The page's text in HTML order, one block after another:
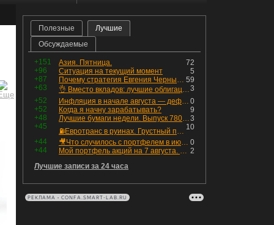
Полезные
Лучшие
Обсуждаемые
+151 72
Азия. Пятница.
+96
5
Ситуация на текущий момент
+87
59
Почему стратегия Евгения Черных приведет вас к убыткам в 2026 году
+63
3
👌 Вместо вкладов: лучшие облигации — только супер надёжные
+52
0
Инфляция в начале августа — дефляция из-за топлива и плодоовощной корзины, но услуги продолжают дорожать, а рубль начал ослабевать.
+52
9
Когда я начну зарабатывать?
+48
3
Лучшие бумаги недели. Выпуск 780 – обновления для пятницы
+45
10
⛽️Евротранс в руинах. Грустный пост😶😞 Что изменилось в облигациях?
+44
0
🎥Что случилось с портфелем в июле - честный разбор / Инвестировать Просто
+44
2
Мой портфель акций на 7 августа. Покупки активов и реинвестирование дивидендов. Создание пассивного дохода
Лучшие записи за 24 часа
РЕКЛАМА • CONFA.SMART-LAB.RU